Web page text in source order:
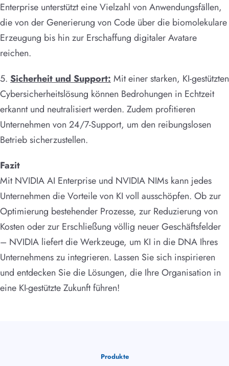
Enterprise unterstützt eine Vielzahl von Anwendungsfällen,
die von der Generierung von Code über die biomolekulare
Erzeugung bis hin zur Erschaffung digitaler Avatare
reichen.
5. Sicherheit und Support:Mit einer starken, KI-gestützten
Cybersicherheitslösung können Bedrohungen in Echtzeit
erkannt und neutralisiert werden. Zudem profitieren
Unternehmen von 24/7-Support, um den reibungslosen
Betrieb sicherzustellen.
Fazit
Mit NVIDIA AI Enterprise und NVIDIA NIMs kann jedes
Unternehmen die Vorteile von KI voll ausschöpfen. Ob zur
Optimierung bestehender Prozesse, zur Reduzierung von
Kosten oder zur Erschließung völlig neuer Geschäftsfelder
– NVIDIA liefert die Werkzeuge, um KI in die DNA Ihres
Unternehmens zu integrieren. Lassen Sie sich inspirieren
und entdecken Sie die Lösungen, die Ihre Organisation in
eine KI-gestützte Zukunft führen!
Produkte